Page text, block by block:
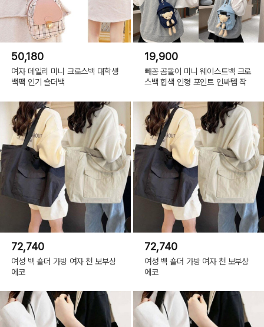
50,180
여자 데일리 미니 크로스백 대학생
백팩 인기 숄더백
19,900
빼꼼 곰돌이 미니 웨이스트백 크로
스백 힙색 인형 포인트 인싸템 작
72,740
여성 백 숄더 가방 여자 천 보부상
에코
72,740
여성 백 숄더 가방 여자 천 보부상
에코